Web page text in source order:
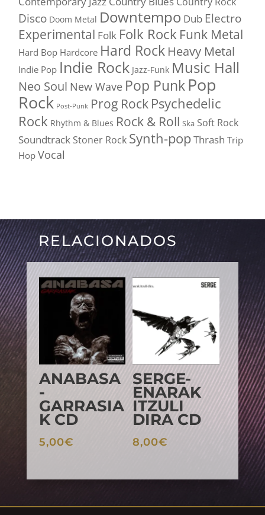
Disco Doom Metal Downtempo Dub Electro
Experimental Folk Folk Rock Funk Metal
Hard Bop Hardcore Hard Rock Heavy Metal
Indie Pop Indie Rock Jazz-Funk Music Hall
Neo Soul New Wave Pop PunkPop
Rock Post-Punk Prog Rock Psychedelic
Rock Rhythm & Blues Rock & Roll Ska Soft Rock
Soundtrack Stoner Rock Synth-popThrash Trip
HopVocal
RELACIONADOS
ANABASA
-
GARRASIA
K CD
5,00€
SERGE-
ENARAK
ITZULI
DIRA CD
8,00€